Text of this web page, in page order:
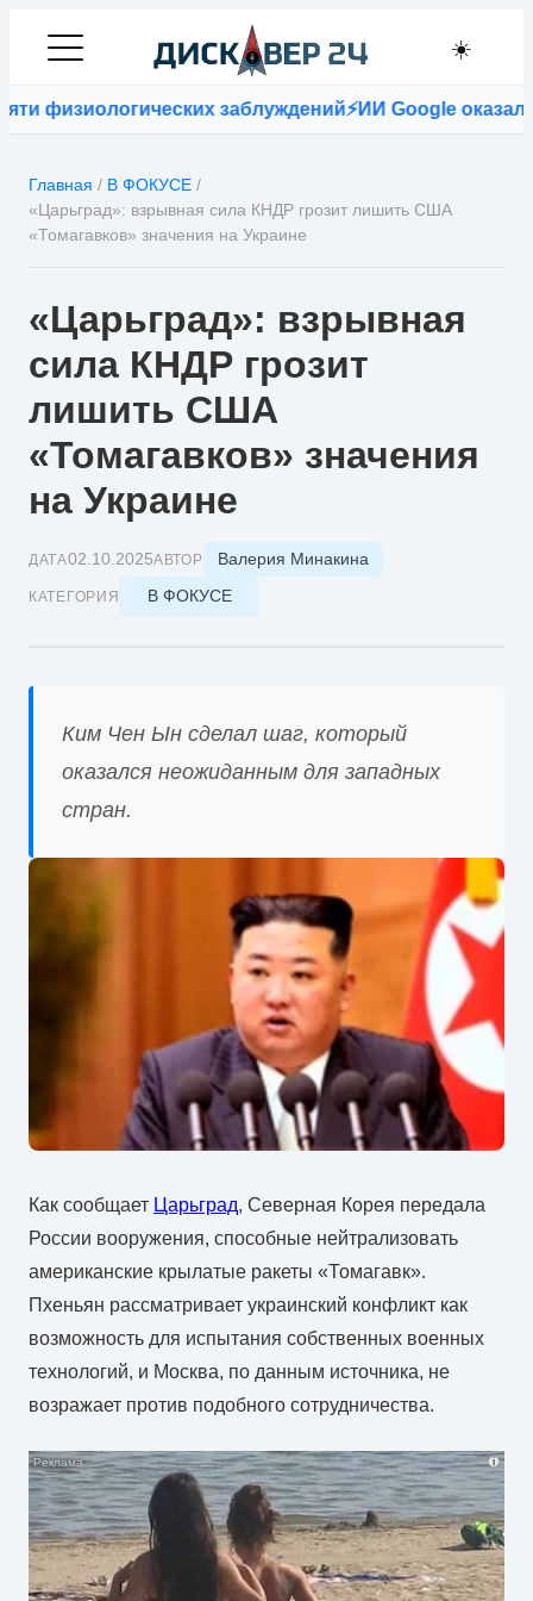
☀️
заблуждений⚡ИИ Google оказался
Главная / В ФОКУСЕ /
«Царьград»: взрывная сила КНДР грозит лишить США
«Томагавков» значения на Украине
«Царьград»: взрывная
сила КНДР грозит
лишить США
«Томагавков» значения
на Украине
ДАТА02.10.2025АВТОР Валерия Минакина
КАТЕГОРИЯ В ФОКУСЕ
Ким Чен Ын сделал шаг, который
оказался неожиданным для западных
стран.
Как сообщает Царьград, Северная Корея передала
России вооружения, способные нейтрализовать
американские крылатые ракеты «Томагавк».
Пхеньян рассматривает украинский конфликт как
возможность для испытания собственных военных
технологий, и Москва, по данным источника, не
возражает против подобного сотрудничества.
i